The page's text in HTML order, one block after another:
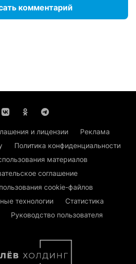
комментарий
и лицензии
Реклама
Политика конфиденциальности
материалов
соглашение
cookie-файлов
технологии
Статистика
Руководство пользователя